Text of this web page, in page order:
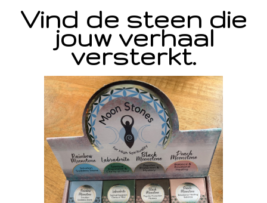
Vind de steen die
jouw verhaal
versterkt.